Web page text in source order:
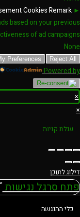
►
CookiesRemark
based on your previous
of ad campaigns.
None
Reject All
Preferences
Powered by
×
×
עגלת קניות
דילוג לתוכן
פתח סרגל נגישות
כלי ההנגשה